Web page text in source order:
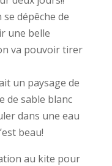
dépêche de
une belle
va pouvoir tirer
un paysage de
de sable blanc
dans une eau
beau!
au kite pour